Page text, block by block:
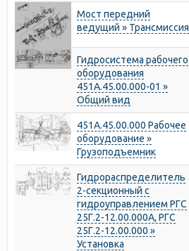
Мост передний
ведущий » Трансмиссия
Гидросистема рабочего
оборудования
451A.45.00.000-01 »
Общий вид
451А.45.00.000 Рабочее
оборудование »
Грузоподъемник
Гидрораспределитель
2-секционный с
гидроуправлением РГС
25Г.2-12.00.000А, РГС
25Г.2-12.00.000 »
Установка